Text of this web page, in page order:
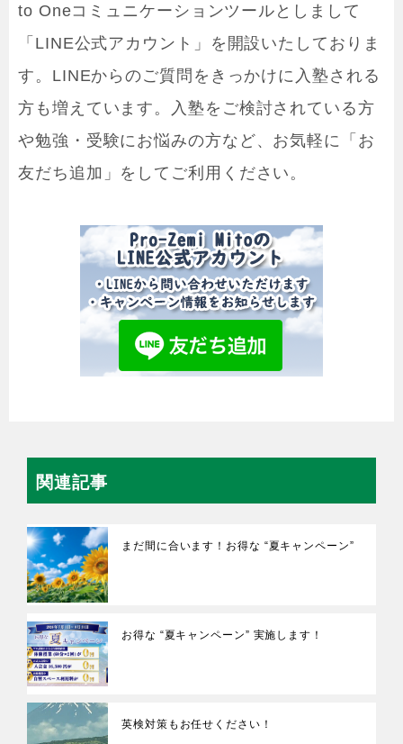
to Oneコミュニケーションツールとしまして
「LINE公式アカウント」を開設いたしておりま
す。LINEからのご質問をきっかけに入塾される
方も増えています。入塾をご検討されている方
や勉強・受験にお悩みの方など、お気軽に「お
友だち追加」をしてご利用ください。
関連記事
まだ間に合います！お得な “夏キャンペーン”
お得な “夏キャンペーン” 実施します！
英検対策もお任せください！